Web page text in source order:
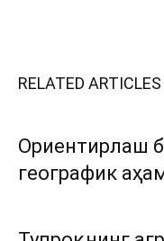
RELATED ARTICLES
Ориентирлаш
географик